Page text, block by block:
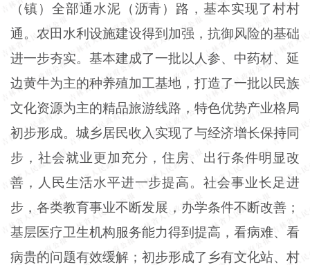
（镇）全部通水泥（沥青）路，基本实现了村村
通。农田水利设施建设得到加强，抗御风险的基础
进一步夯实。基本建成了一批以人参、中药材、延
边黄牛为主的种养殖加工基地，打造了一批以民族
文化资源为主的精品旅游线路，特色优势产业格局
初步形成。城乡居民收入实现了与经济增长保持同
步，社会就业更加充分，住房、出行条件明显改
善，人民生活水平进一步提高。社会事业长足进
步，各类教育事业不断发展，办学条件不断改善；
基层医疗卫生机构服务能力得到提高，看病难、看
病贵的问题有效缓解；初步形成了乡有文化站、村